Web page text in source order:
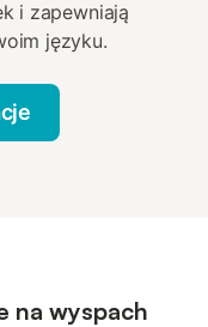
i zapewniają
języku.
na wyspach